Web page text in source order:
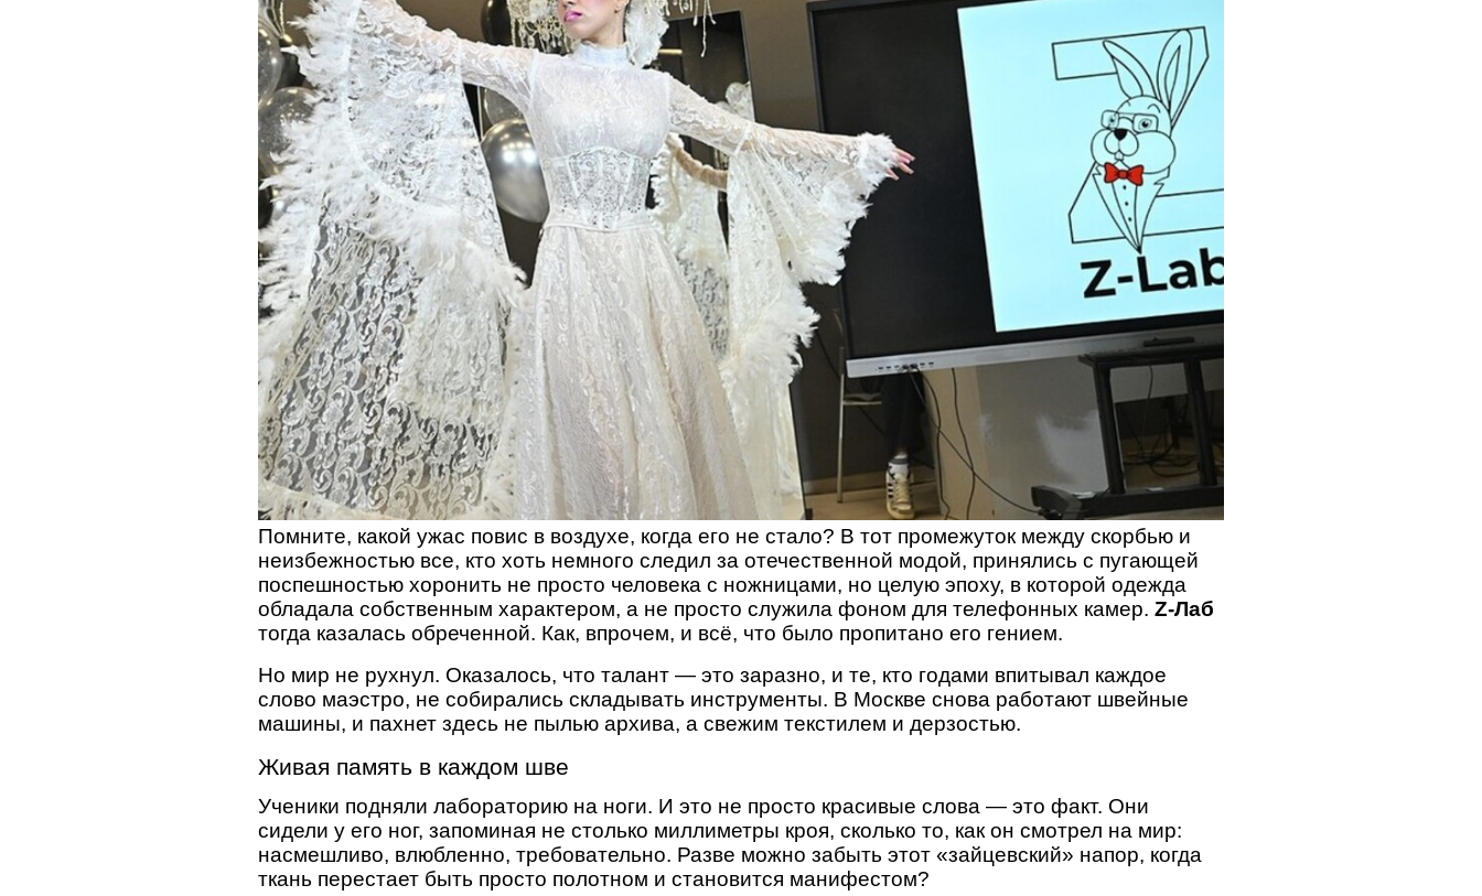
Помните, какой ужас повис в воздухе, когда его не стало? В тот промежуток между скорбью и
неизбежностью все, кто хоть немного следил за отечественной модой, принялись с пугающей
поспешностью хоронить не просто человека с ножницами, но целую эпоху, в которой одежда
обладала собственным характером, а не просто служила фоном для телефонных камер.Z-Лаб
тогда казалась обреченной. Как, впрочем, и всё, что было пропитано его гением.
Но мир не рухнул. Оказалось, что талант — это заразно, и те, кто годами впитывал каждое
слово маэстро, не собирались складывать инструменты. В Москве снова работают швейные
машины, и пахнет здесь не пылью архива, а свежим текстилем и дерзостью.
Живая память в каждом шве
Ученики подняли лабораторию на ноги. И это не просто красивые слова — это факт. Они
сидели у его ног, запоминая не столько миллиметры кроя, сколько то, как он смотрел на мир:
насмешливо, влюбленно, требовательно. Разве можно забыть этот «зайцевский» напор, когда
ткань перестает быть просто полотном и становится манифестом?